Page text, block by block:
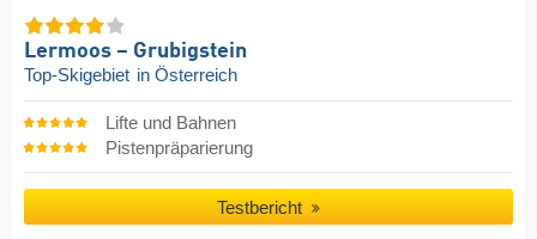
Lermoos – Grubigstein
Top-Skigebiet in Österreich
Lifte und Bahnen
Pistenpräparierung
Testbericht